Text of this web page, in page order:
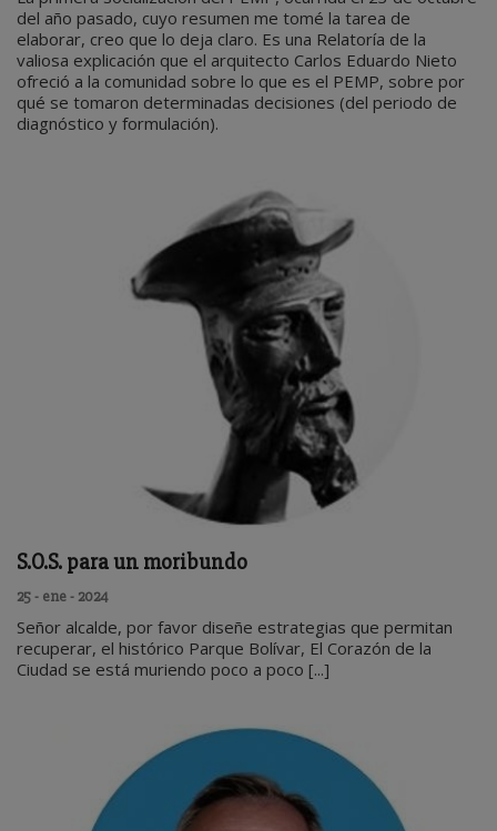
del año pasado, cuyo resumen me tomé la tarea de
elaborar, creo que lo deja claro. Es una Relatoría de la
valiosa explicación que el arquitecto Carlos Eduardo Nieto
ofreció a la comunidad sobre lo que es el PEMP, sobre por
qué se tomaron determinadas decisiones (del periodo de
diagnóstico y formulación).
S.O.S. para un moribundo
25 - ene - 2024
Señor alcalde, por favor diseñe estrategias que permitan
recuperar, el histórico Parque Bolívar, El Corazón de la
Ciudad se está muriendo poco a poco [...]